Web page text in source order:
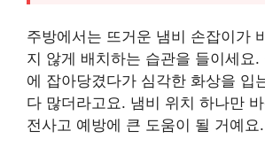
주방에서는 뜨거운 냄비 손잡이가
지 않게 배치하는 습관을 들이세요.
에 잡아당겼다가 심각한 화상을 입
다 많더라고요. 냄비 위치 하나만
전사고 예방에 큰 도움이 될 거예요.